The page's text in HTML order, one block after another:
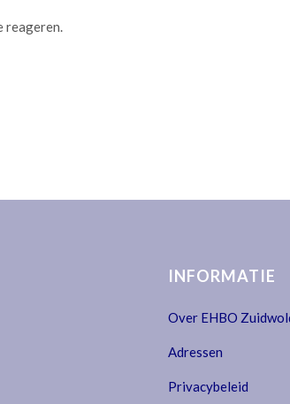
reageren.
INFORMATIE
Over EHBO
Adressen
Privacybeleid